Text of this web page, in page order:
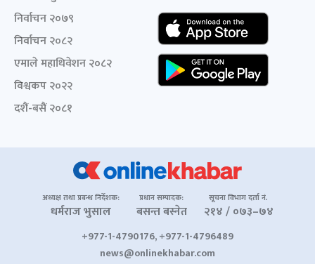
निर्वाचन २०७९
निर्वाचन २०८२
एमाले महाधिवेशन २०८२
विश्वकप २०२२
दशैं-बसैं २०८१
अध्यक्ष तथा प्रबन्ध निर्देशक:
धर्मराज भुसाल
प्रधान सम्पादक:
बसन्त बस्नेत
सूचना विभाग दर्ता नं.
२१४ / ०७३–७४
+977-1-4790176, +977-1-4796489
news@onlinekhabar.com